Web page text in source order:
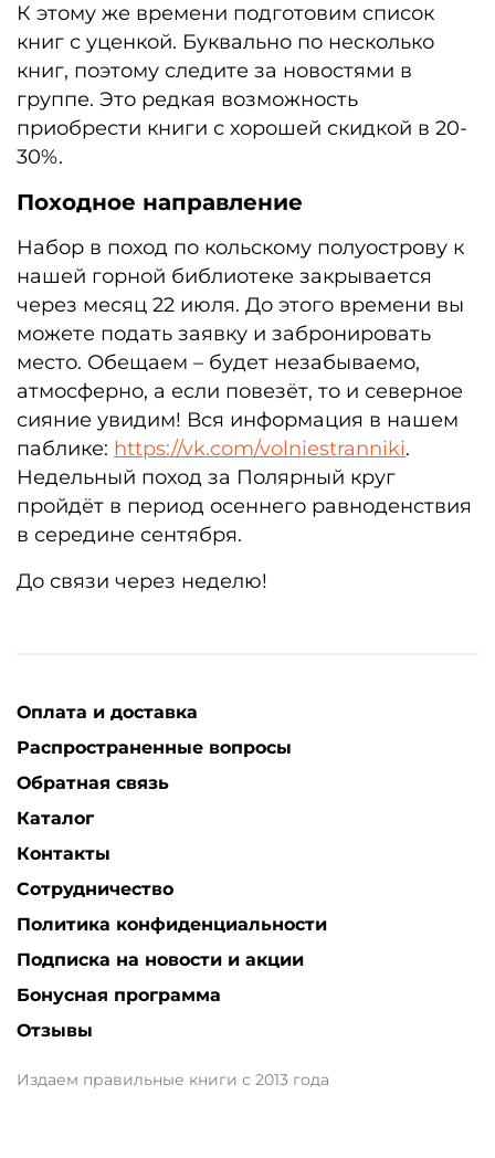
К этому же времени подготовим список
книг с уценкой. Буквально по несколько
книг, поэтому следите за новостями в
группе. Это редкая возможность
приобрести книги с хорошей скидкой в 20-
30%.
Походное направление
Набор в поход по кольскому полуострову к
нашей горной библиотеке закрывается
через месяц 22 июля. До этого времени вы
можете подать заявку и забронировать
место. Обещаем – будет незабываемо,
атмосферно, а если повезёт, то и северное
сияние увидим! Вся информация в нашем
паблике: https://vk.com/volniestranniki.
Недельный поход за Полярный круг
пройдёт в период осеннего равноденствия
в середине сентября.
До связи через неделю!
Оплата и доставка
Распространенные вопросы
Обратная связь
Каталог
Контакты
Сотрудничество
Политика конфиденциальности
Подписка на новости и акции
Бонусная программа
Отзывы
Издаем правильные книги с 2013 года